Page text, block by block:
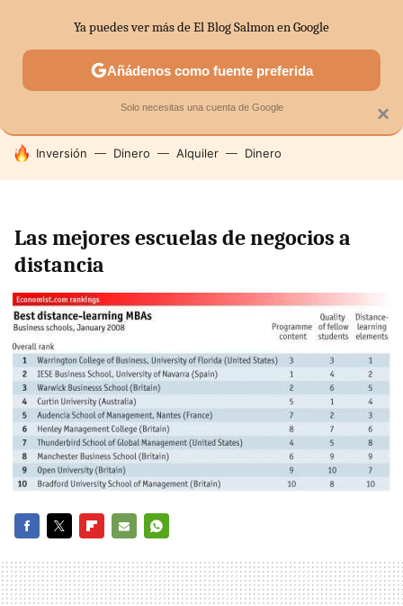
SECTORES ECONOMÍA DOMÉSTICA MERCADOS
HOY SE HABLA DE
Inversión Dinero Alquiler Dinero
Las mejores escuelas de negocios a
distancia
MAIL
×
Ya puedes ver más de El Blog Salmon en Google
Añádenos como fuente preferida
Solo necesitas una cuenta de Google